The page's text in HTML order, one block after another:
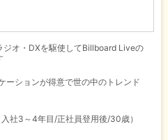
ジオ・DXを駆使してBillboard Liveの
ーションが得意で世の中のトレンド
社3～4年目/正社員登用後/30歳）